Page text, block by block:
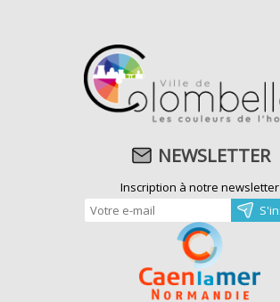
NEWSLETTER
Inscription à notre newsletter